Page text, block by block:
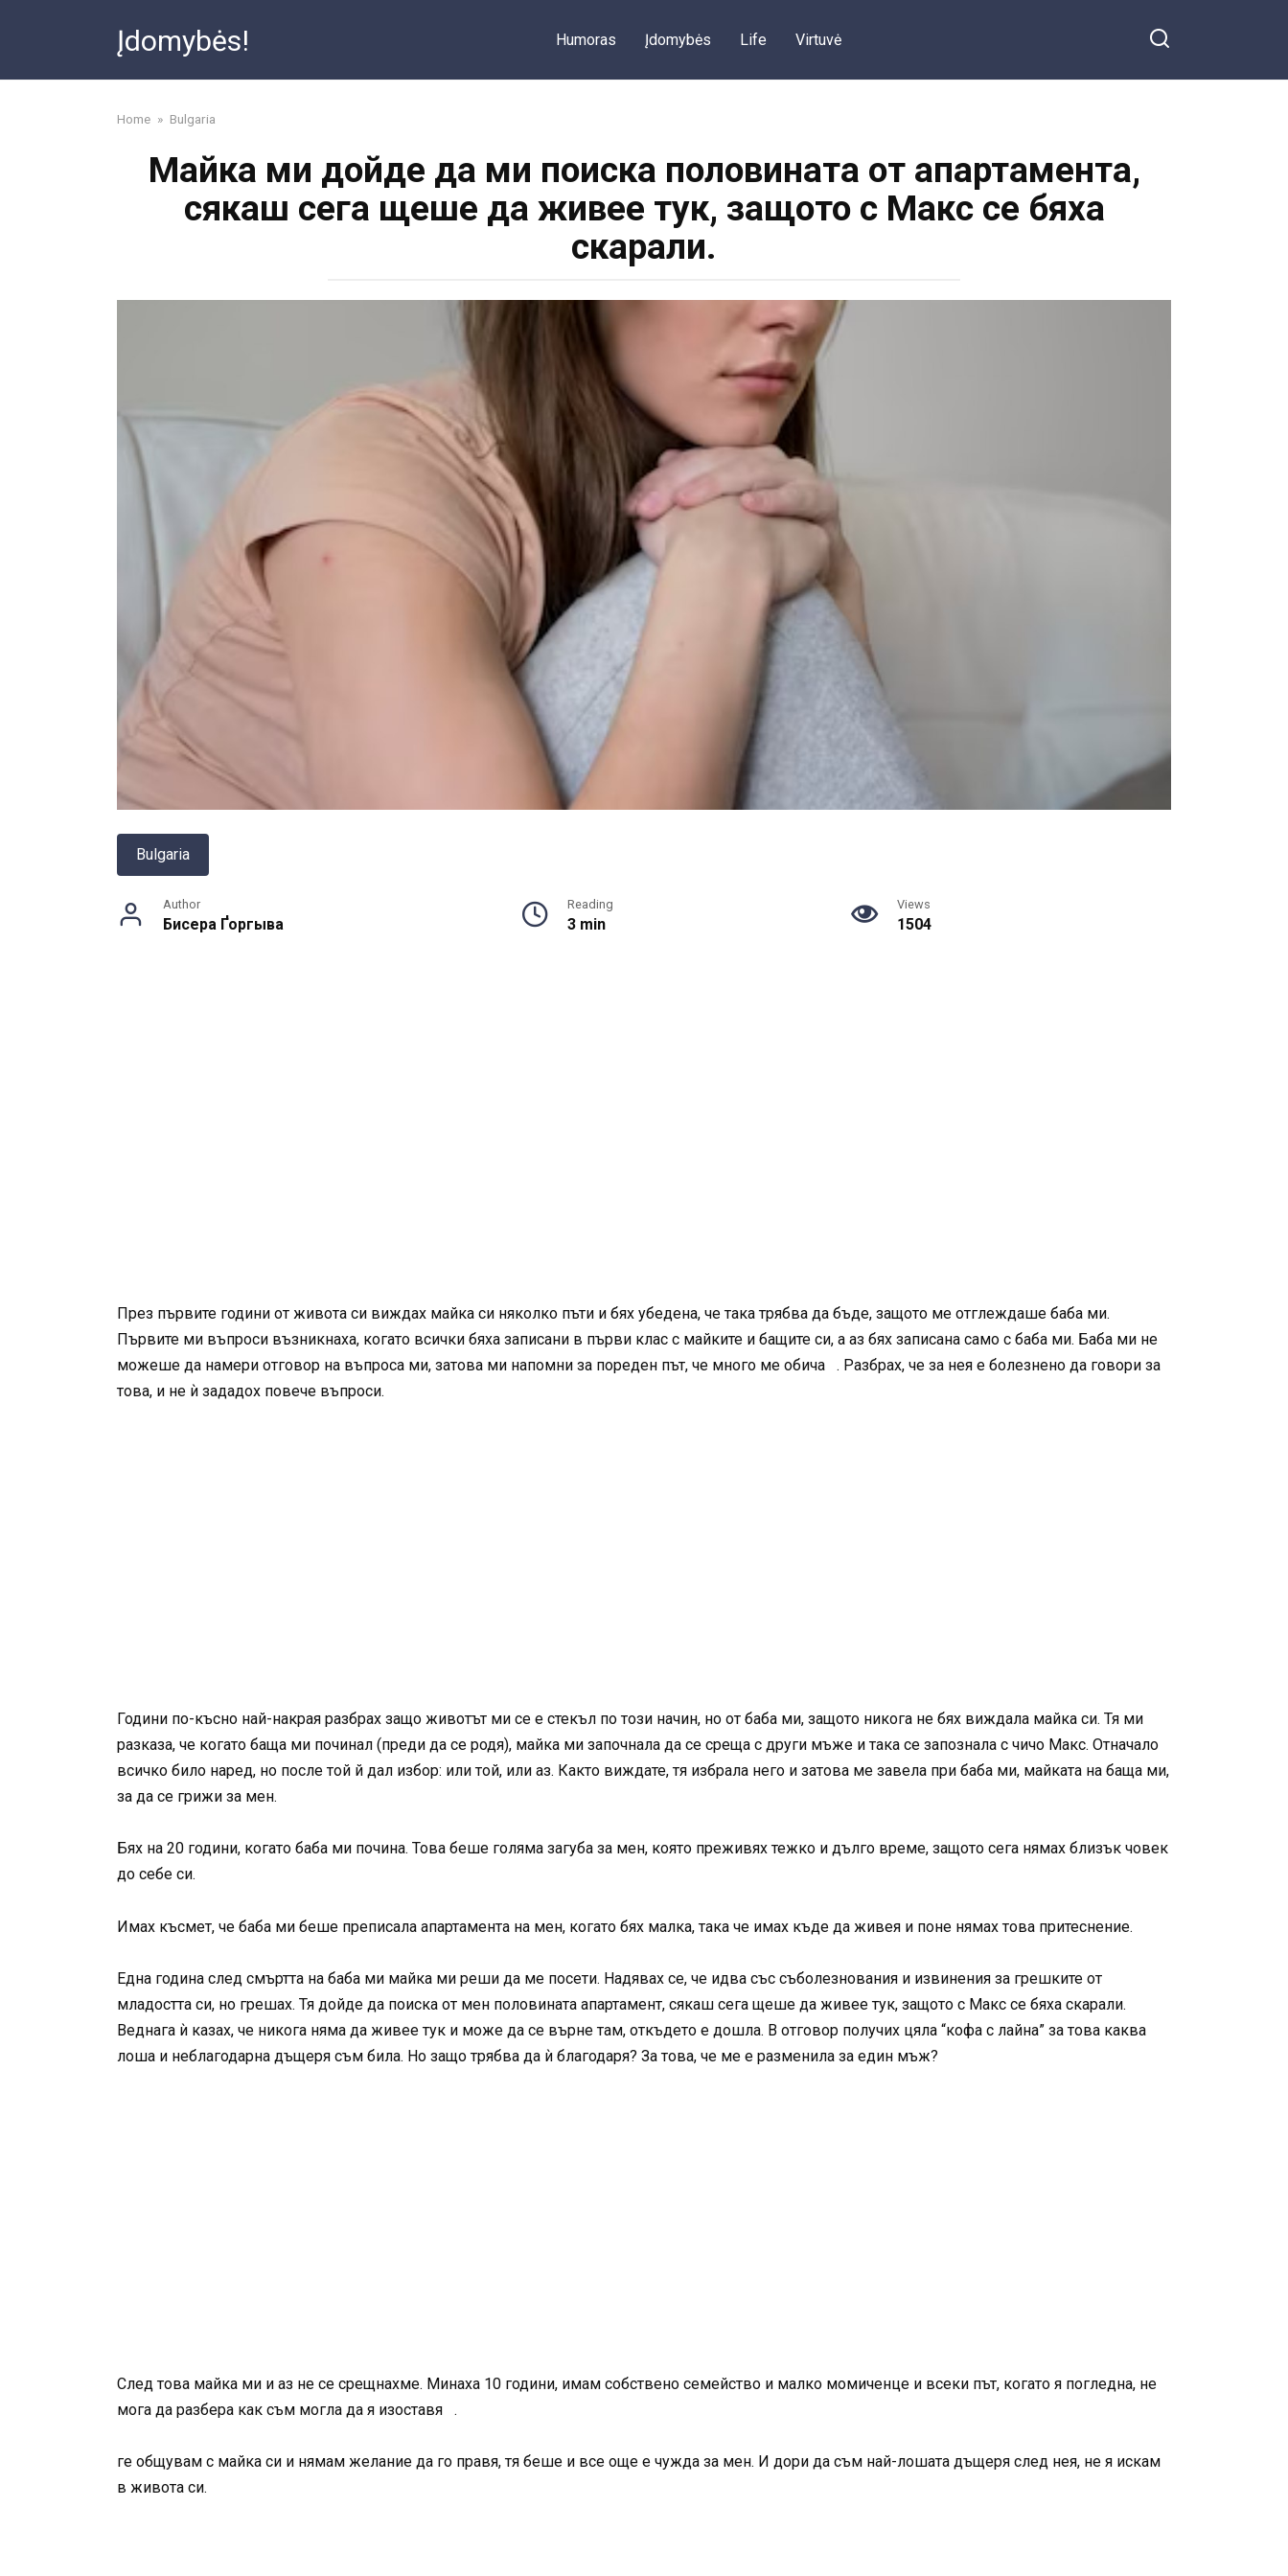
Įdomybės! Humoras Įdomybės Life Virtuvė
Home » Bulgaria
Майка ми дойде да ми поиска половината от апартамента,
сякаш сега щеше да живее тук, защото с Макс се бяха
скарали.
Bulgaria
Author
Бисера Ґоргыва
Reading
3 min
Views
1504
През първите години от живота си виждах майка си няколко пъти и бях убедена, че така трябва да бъде, защото ме отглеждаше баба ми.
Първите ми въпроси възникнаха, когато всички бяха записани в първи клас с майките и бащите си, а аз бях записана само с баба ми. Баба ми не
можеше да намери отговор на въпроса ми, затова ми напомни за пореден път, че много ме обича . Разбрах, че за нея е болезнено да говори за
това, и не ѝ зададох повече въпроси.
Години по-късно най-накрая разбрах защо животът ми се е стекъл по този начин, но от баба ми, защото никога не бях виждала майка си. Тя ми
разказа, че когато баща ми починал (преди да се родя), майка ми започнала да се среща с други мъже и така се запознала с чичо Макс. Отначало
всичко било наред, но после той й дал избор: или той, или аз. Както виждате, тя избрала него и затова ме завела при баба ми, майката на баща ми,
за да се грижи за мен.
Бях на 20 години, когато баба ми почина. Това беше голяма загуба за мен, която преживях тежко и дълго време, защото сега нямах близък човек
до себе си.
Имах късмет, че баба ми беше преписала апартамента на мен, когато бях малка, така че имах къде да живея и поне нямах това притеснение.
Една година след смъртта на баба ми майка ми реши да ме посети. Надявах се, че идва със съболезнования и извинения за грешките от
младостта си, но грешах. Тя дойде да поиска от мен половината апартамент, сякаш сега щеше да живее тук, защото с Макс се бяха скарали.
Веднага ѝ казах, че никога няма да живее тук и може да се върне там, откъдето е дошла. В отговор получих цяла “кофа с лайна” за това каква
лоша и неблагодарна дъщеря съм била. Но защо трябва да ѝ благодаря? За това, че ме е разменила за един мъж?
След това майка ми и аз не се срещнахме. Минаха 10 години, имам собствено семейство и малко момиченце и всеки път, когато я погледна, не
мога да разбера как съм могла да я изоставя .
ге общувам с майка си и нямам желание да го правя, тя беше и все още е чужда за мен. И дори да съм най-лошата дъщеря след нея, не я искам
в живота си.